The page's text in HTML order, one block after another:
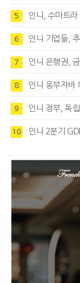
5 인니, 수마트
6 인니 기업들,
7 인니 은행권,
8 인니 동부자바
9 인니 정부, 독립
10 인니 2분기